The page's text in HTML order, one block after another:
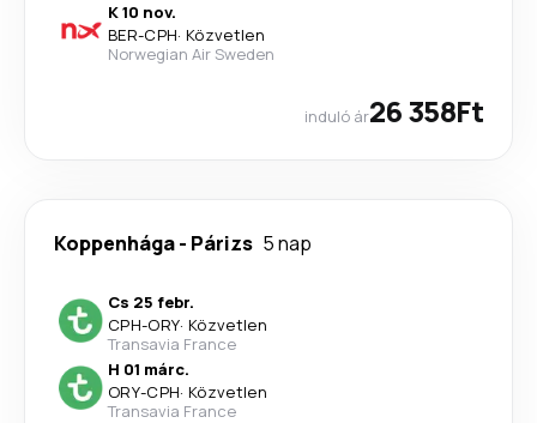
K 10 nov.
BER-CPH· Közvetlen
Norwegian Air Sweden
induló ár26 358Ft
Koppenhága- Párizs 5 nap
Cs 25 febr.
CPH-ORY· Közvetlen
Transavia France
H 01 márc.
ORY-CPH· Közvetlen
Transavia France